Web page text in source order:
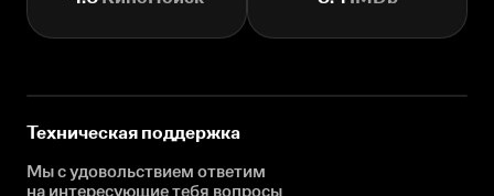
Техническая поддержка
Мы с удовольствием ответим
на интересующиетебя вопросы